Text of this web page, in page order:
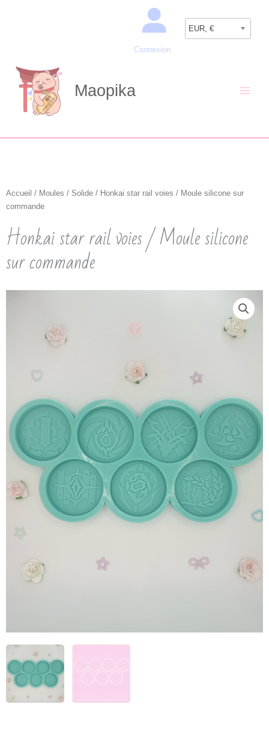
Connexion
EUR, €
Maopika
Accueil / Moules / Solide / Honkai star rail voies / Moule silicone sur
commande
Honkai star rail voies / Moule silicone
sur commande
Recherche